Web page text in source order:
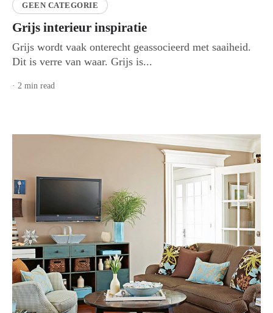
GEEN CATEGORIE
Grijs interieur inspiratie
Grijs wordt vaak onterecht geassocieerd met saaiheid.
Dit is verre van waar. Grijs is...
· 2 min read